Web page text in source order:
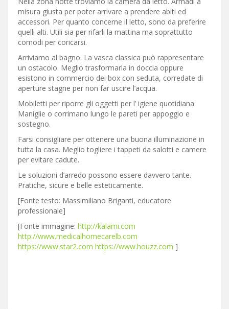
misura giusta per poter arrivare a prendere abiti ed
accessori. Per quanto concerne il letto, sono da preferire
quelli alti. Utili sia per rifarli la mattina ma soprattutto
comodi per coricarsi.
Arriviamo al bagno. La vasca classica può rappresentare
un ostacolo. Meglio trasformarla in doccia oppure
esistono in commercio dei box con seduta, corredate di
aperture stagne per non far uscire l’acqua.
Mobiletti per riporre gli oggetti per l’ igiene quotidiana.
Maniglie o corrimano lungo le pareti per appoggio e
sostegno.
Farsi consigliare per ottenere una buona illuminazione in
tutta la casa. Meglio togliere i tappeti da salotti e camere
per evitare cadute.
Le soluzioni d’arredo possono essere davvero tante.
Pratiche, sicure e belle esteticamente.
[Fonte testo: Massimiliano Briganti, educatore
professionale]
[Fonte immagine: http://kalami.com
http://www.medicalhomecarelb.com
https://www.star2.com https://www.houzz.com ]